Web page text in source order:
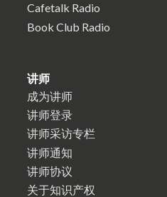
Cafetalk Radio
Book Club Radio
讲师
成为讲师
讲师登录
讲师采访专栏
讲师通知
讲师协议
关于知识产权